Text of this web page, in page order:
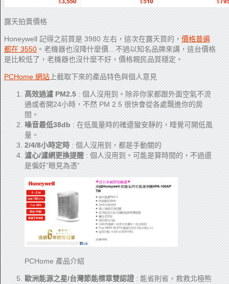
露天拍賣價格
Honeywell 記得之前買是 3980 左右，這次在露天買的， 價格普遍
都在 3550 。老機器也沒降什麼價…不過以知名品牌來講，這台價格
是比較低了，老機器也沒什麼不好，價格親民品質穩定。
PCHome 網站 上截取下來的產品特色與個人意見
高效過濾 PM2.5 : 個人沒用到。除非你家都跟外面空氣不流
通或者開24小時，不然 PM 2.5 很快會從各處飄進你的房
間。
噪音最低38db : 在低風量時的確還蠻安靜的，睡覺可開低風
量。
2/4/8小時定時 : 個人沒用到，都是手動關的
濾心/濾網更換提醒 : 個人沒用到。可能是算時間的，不過還
是偏好”眼見為憑”
PCHome 產品介紹
歐洲能源之星/台灣節能標章雙認證 : 能省則省，救救北極熊